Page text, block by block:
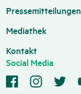
Pressemitteilungen
Mediathek
Kontakt
Social Media